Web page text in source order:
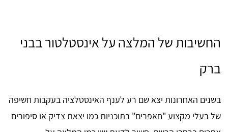
החשיבות של המלצה על אינסטלטור בבני
ברק
בשנים האחרונות יצא שם רע לענף האינסטלציה בעקבות חשיפה
של בעלי מקצוע "חאפרים" בתוכניות כמו יצאת צדיק או סיפורים